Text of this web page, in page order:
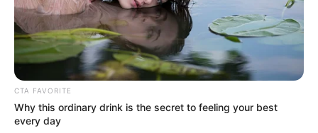
CTA FAVORITE
Why this ordinary drink is the secret to feeling your best
every day